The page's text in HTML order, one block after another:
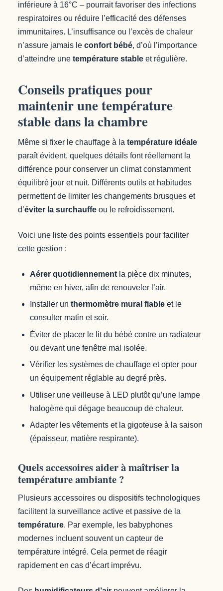
inférieure à 16°C – pourrait favoriser des infections
respiratoires ou réduire l’efficacité des défenses
immunitaires. L’insuffisance ou l’excès de chaleur
n’assure jamais le confort bébé, d’où l’importance
d’atteindre une température stable et régulière.
Conseils pratiques pour
maintenir une température
stable dans la chambre
Même si fixer le chauffage à la température idéale
paraît évident, quelques détails font réellement la
différence pour conserver un climat constamment
équilibré jour et nuit. Différents outils et habitudes
permettent de limiter les changements brusques et
d’éviter la surchauffe ou le refroidissement.
Voici une liste des points essentiels pour faciliter
cette gestion :
Aérer quotidiennement la pièce dix minutes,
même en hiver, afin de renouveler l’air.
Installer un thermomètre mural fiable et le
consulter matin et soir.
Éviter de placer le lit du bébé contre un radiateur
ou devant une fenêtre mal isolée.
Vérifier les systèmes de chauffage et opter pour
un équipement réglable au degré près.
Utiliser une veilleuse à LED plutôt qu’une lampe
halogène qui dégage beaucoup de chaleur.
Adapter les vêtements et la gigoteuse à la saison
(épaisseur, matière respirante).
Quels accessoires aider à maîtriser la
température ambiante ?
Plusieurs accessoires ou dispositifs technologiques
facilitent la surveillance active et passive de la
température. Par exemple, les babyphones
modernes incluent souvent un capteur de
température intégré. Cela permet de réagir
rapidement en cas d’écart imprévu.